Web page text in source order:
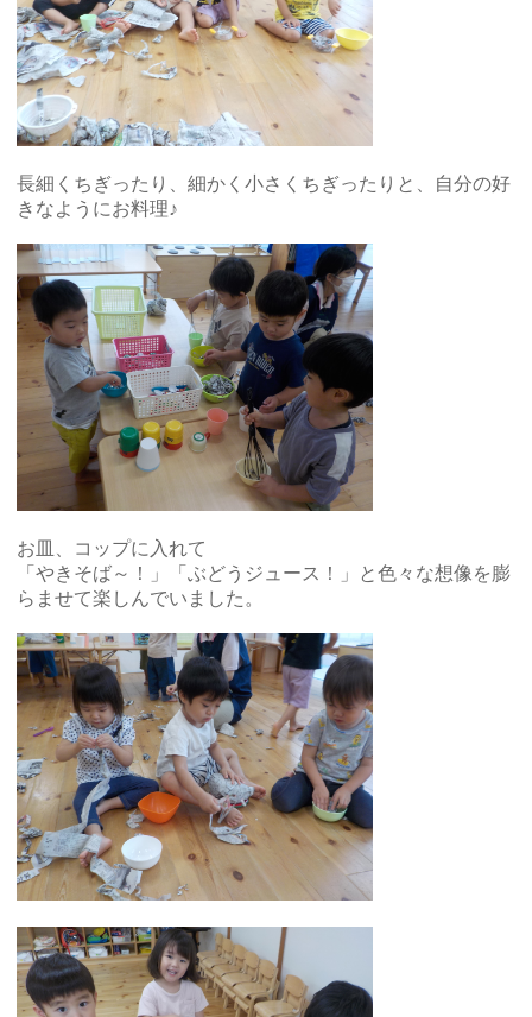
長細くちぎったり、細かく小さくちぎったりと、自分の好
きなようにお料理♪
お皿、コップに入れて
「やきそば～！」「ぶどうジュース！」と色々な想像を膨
らませて楽しんでいました。